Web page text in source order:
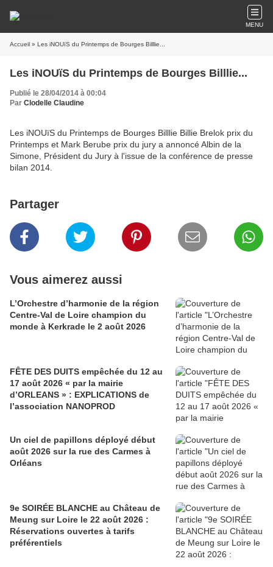
MENU
Accueil » Les iNOUïS du Printemps de Bourges Billlie...
Les iNOUïS du Printemps de Bourges Billlie...
Publié le 28/04/2014 à 00:04
Par Clodelle Claudine
Les iNOUïS du Printemps de Bourges Billlie Billie Brelok prix du
Printemps et Mark Berube prix du jury a annoncé Albin de la
Simone, Président du Jury à l'issue de la conférence de presse
bilan 2014.
Partager
Vous aimerez aussi
L’Orchestre d’harmonie de la région
Centre-Val de Loire champion du
monde à Kerkrade le 2 août 2026
FÊTE DES DUITS empêchée du 12 au
17 août 2026 « par la mairie
d’ORLEANS » : EXPLICATIONS de
l’association NANOPROD
Un ciel de papillons déployé début
août 2026 sur la rue des Carmes à
Orléans
9e SOIRÉE BLANCHE au Château de
Meung sur Loire le 22 août 2026 :
Réservations ouvertes à tarifs
préférentiels